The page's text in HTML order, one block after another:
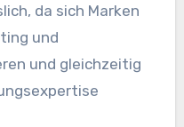
da sich Marken
und
und gleichzeitig